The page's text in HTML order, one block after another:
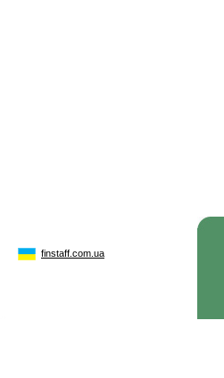
finstaff.com.ua